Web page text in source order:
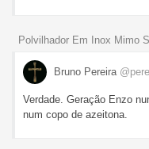
Polvilhador Em Inox Mimo
Bruno Pereira
Verdade. Geração Enzo
num copo de azeitona.